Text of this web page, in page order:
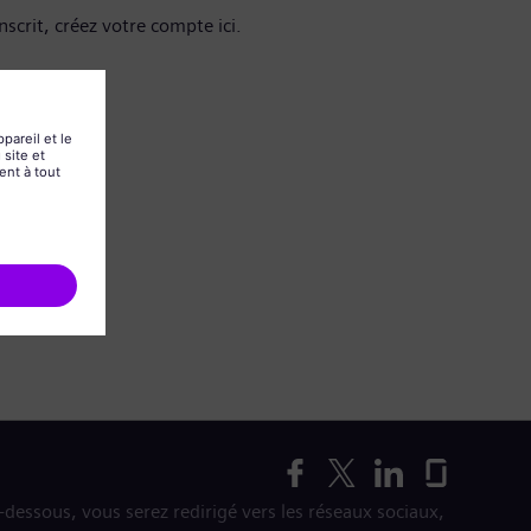
créez votre compte ici.
vous serez redirigé vers les réseaux sociaux,